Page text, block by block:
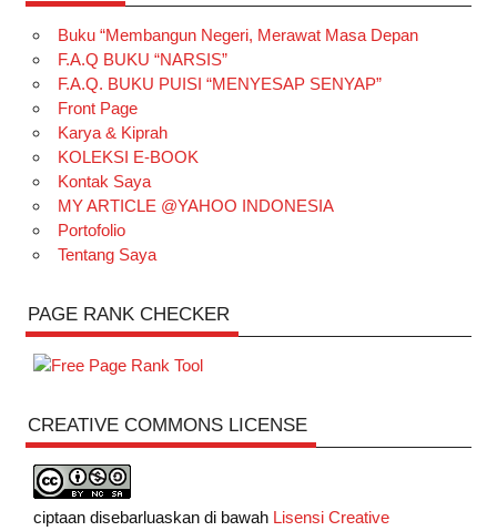
Buku “Membangun Negeri, Merawat Masa Depan
F.A.Q BUKU “NARSIS”
F.A.Q. BUKU PUISI “MENYESAP SENYAP”
Front Page
Karya & Kiprah
KOLEKSI E-BOOK
Kontak Saya
MY ARTICLE @YAHOO INDONESIA
Portofolio
Tentang Saya
PAGE RANK CHECKER
CREATIVE COMMONS LICENSE
ciptaan disebarluaskan di bawah Lisensi Creative